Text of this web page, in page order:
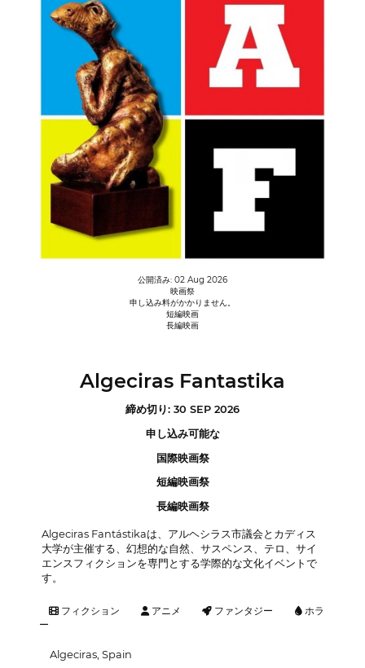
公開済み: 02 Aug 2026
映画祭
申し込み料がかかりません。
短編映画
長編映画
Algeciras Fantastika
締め切り: 30 SEP 2026
申し込み可能な
国際映画祭
短編映画祭
長編映画祭
Algeciras Fantástikaは、アルヘシラス市議会とカディス
大学が主催する、幻想的な自然、サスペンス、テロ、サイ
エンスフィクションを専門とする学際的な文化イベントで
す。
フィクション アニメ ファンタジー
ホラ
ー
Algeciras, Spain